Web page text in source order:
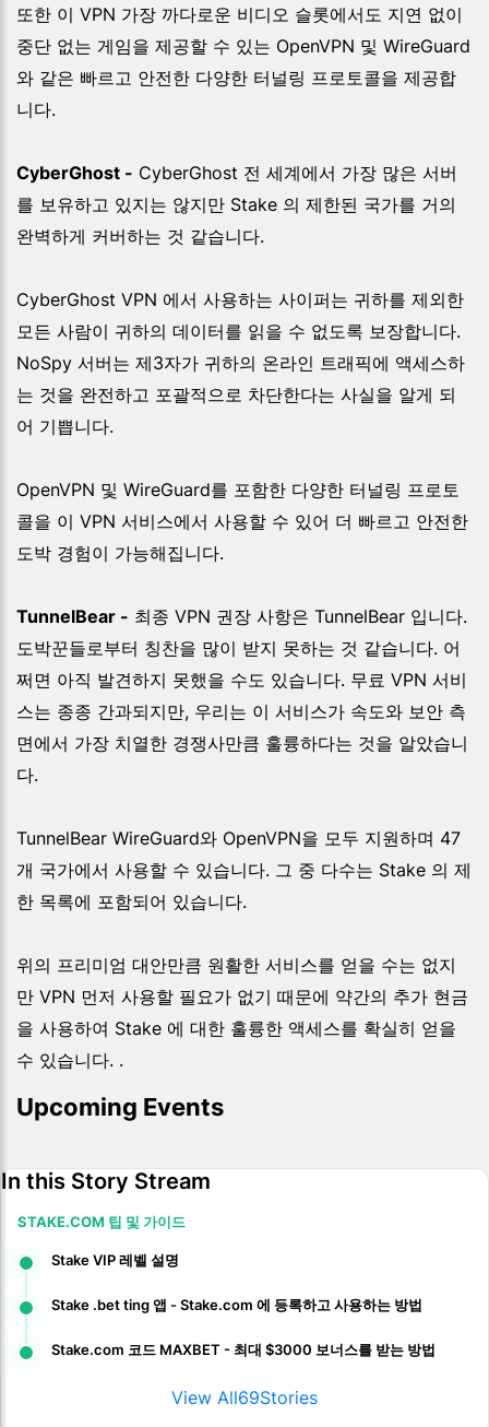
또한 이 VPN 가장 까다로운 비디오 슬롯에서도 지연 없이
중단 없는 게임을 제공할 수 있는 OpenVPN 및 WireGuard
와 같은 빠르고 안전한 다양한 터널링 프로토콜을 제공합
니다.
CyberGhost - CyberGhost 전 세계에서 가장 많은 서버
를 보유하고 있지는 않지만 Stake 의 제한된 국가를 거의
완벽하게 커버하는 것 같습니다.
CyberGhost VPN 에서 사용하는 사이퍼는 귀하를 제외한
모든 사람이 귀하의 데이터를 읽을 수 없도록 보장합니다.
NoSpy 서버는 제3자가 귀하의 온라인 트래픽에 액세스하
는 것을 완전하고 포괄적으로 차단한다는 사실을 알게 되
어 기쁩니다.
OpenVPN 및 WireGuard를 포함한 다양한 터널링 프로토
콜을 이 VPN 서비스에서 사용할 수 있어 더 빠르고 안전한
도박 경험이 가능해집니다.
TunnelBear - 최종 VPN 권장 사항은 TunnelBear 입니다.
도박꾼들로부터 칭찬을 많이 받지 못하는 것 같습니다. 어
쩌면 아직 발견하지 못했을 수도 있습니다. 무료 VPN 서비
스는 종종 간과되지만, 우리는 이 서비스가 속도와 보안 측
면에서 가장 치열한 경쟁사만큼 훌륭하다는 것을 알았습니
다.
TunnelBear WireGuard와 OpenVPN을 모두 지원하며 47
개 국가에서 사용할 수 있습니다. 그 중 다수는 Stake 의 제
한 목록에 포함되어 있습니다.
위의 프리미엄 대안만큼 원활한 서비스를 얻을 수는 없지
만 VPN 먼저 사용할 필요가 없기 때문에 약간의 추가 현금
을 사용하여 Stake 에 대한 훌륭한 액세스를 확실히 얻을
수 있습니다. .
Upcoming Events
In this Story Stream
STAKE.COM 팁 및 가이드
Stake VIP 레벨 설명
Stake .bet ting 앱 - Stake.com 에 등록하고 사용하는 방법
Stake.com 코드 MAXBET - 최대 $3000 보너스를 받는 방법
View All69Stories